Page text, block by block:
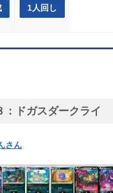
1人回し
：ドガスダークライ
さん